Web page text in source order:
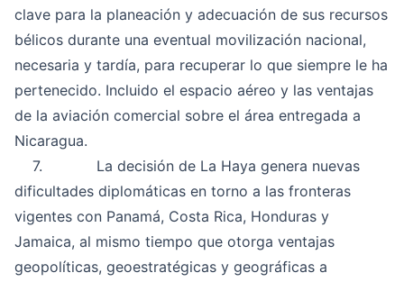
clave para la planeación y adecuación de sus recursos
bélicos durante una eventual movilización nacional,
necesaria y tardía, para recuperar lo que siempre le ha
pertenecido. Incluido el espacio aéreo y las ventajas
de la aviación comercial sobre el área entregada a
Nicaragua.
7. La decisión de La Haya genera nuevas
dificultades diplomáticas en torno a las fronteras
vigentes con Panamá, Costa Rica, Honduras y
Jamaica, al mismo tiempo que otorga ventajas
geopolíticas, geoestratégicas y geográficas a